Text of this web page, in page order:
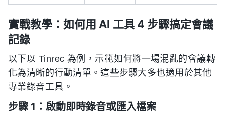
實戰教學：如何用 AI 工具 4 步驟搞定會議
記錄
以下以 Tinrec 為例，示範如何將一場混亂的會議轉
化為清晰的行動清單。這些步驟大多也適用於其他
專業錄音工具。
步驟 1：啟動即時錄音或匯入檔案